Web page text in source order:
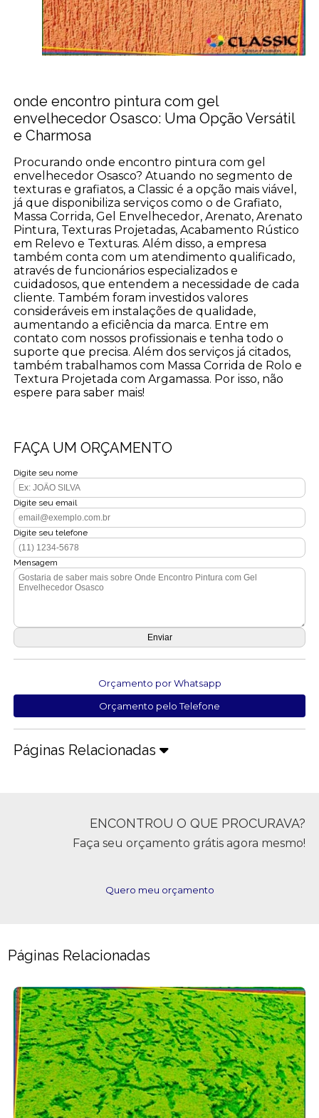
onde encontro pintura com gel
envelhecedor Osasco: Uma Opção Versátil
e Charmosa
Procurando onde encontro pintura com gel
envelhecedor Osasco? Atuando no segmento de
texturas e grafiatos, a Classic é a opção mais viável,
já que disponibiliza serviços como o de Grafiato,
Massa Corrida, Gel Envelhecedor, Arenato, Arenato
Pintura, Texturas Projetadas, Acabamento Rústico
em Relevo e Texturas. Além disso, a empresa
também conta com um atendimento qualificado,
através de funcionários especializados e
cuidadosos, que entendem a necessidade de cada
cliente. Também foram investidos valores
consideráveis em instalações de qualidade,
aumentando a eficiência da marca. Entre em
contato com nossos profissionais e tenha todo o
suporte que precisa. Além dos serviços já citados,
também trabalhamos com Massa Corrida de Rolo e
Textura Projetada com Argamassa. Por isso, não
espere para saber mais!
FAÇA UM ORÇAMENTO
Digite seu nome
Digite seu email
Digite seu telefone
Mensagem
Orçamento por Whatsapp
Orçamento pelo Telefone
Páginas Relacionadas
ENCONTROU O QUE PROCURAVA?
Faça seu orçamento grátis agora mesmo!
Quero meu orçamento
Páginas Relacionadas